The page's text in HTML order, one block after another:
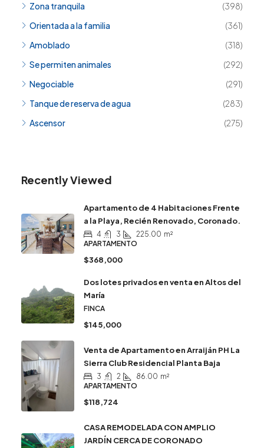
Zona tranquila
(398)
Orientada a la familia
(361)
Amoblado
(318)
Se permiten animales
(292)
Negociable
(291)
Tanque de reserva de agua
(283)
Ascensor
(275)
Recently Viewed
Apartamento de 4 Habitaciones Frente
a la Playa, Recién Renovado, Coronado.
4 3 225.00 m²
APARTAMENTO
$368,000
Dos lotes privados en venta en Altos del
María
FINCA
$145,000
Venta de Apartamento en Arraiján PH La
Sierra Club Residencial Planta Baja
3 2 86.00 m²
APARTAMENTO
$118,724
CASA REMODELADA CON AMPLIO
JARDÍN CERCA DE CORONADO